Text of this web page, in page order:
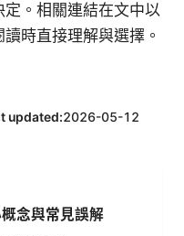
。相關連結在文中以
時直接理解與選擇。
updated:2026-05-12
念與常見誤解